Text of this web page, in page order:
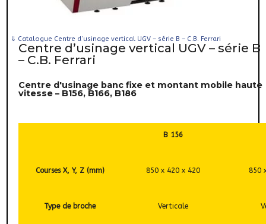
⇓ Catalogue Centre d’usinage vertical UGV – série B – C.B. Ferrari
Centre d’usinage vertical UGV – série B
– C.B. Ferrari
Centre d'usinage banc fixe et montant mobile haute
vitesse – B156, B166, B186
B 156
Courses X, Y, Z (mm) 850 x 420 x 420 850
Type de broche Verticale